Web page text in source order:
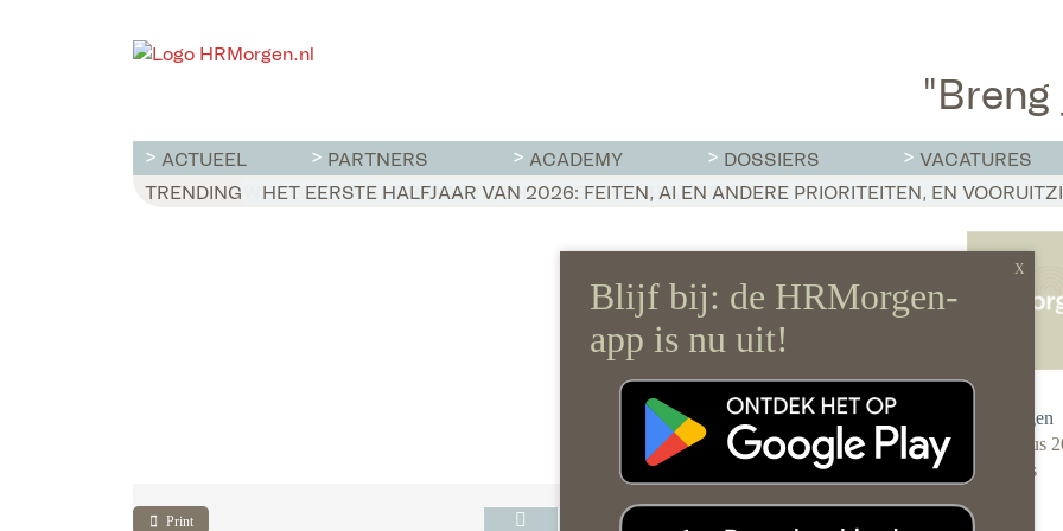
ACTUEEL PARTNERS ACADEMY DOSSIERS VACATURES
TRENDING WET LOONTRANSPARANTIE: DIT MOET HR NU AL REGELEN
HET EERSTE HALFJAAR VAN 2026: FEITEN, AI EN ANDERE PRIORITEITEN, EN
PERSONEELSTEKORT? MISSCHIEN IS WERVEN BUITEN NEDERLAND EEN OPLOSSING
Redactie
HRMorgen
5 augustus
0 reacties
Print